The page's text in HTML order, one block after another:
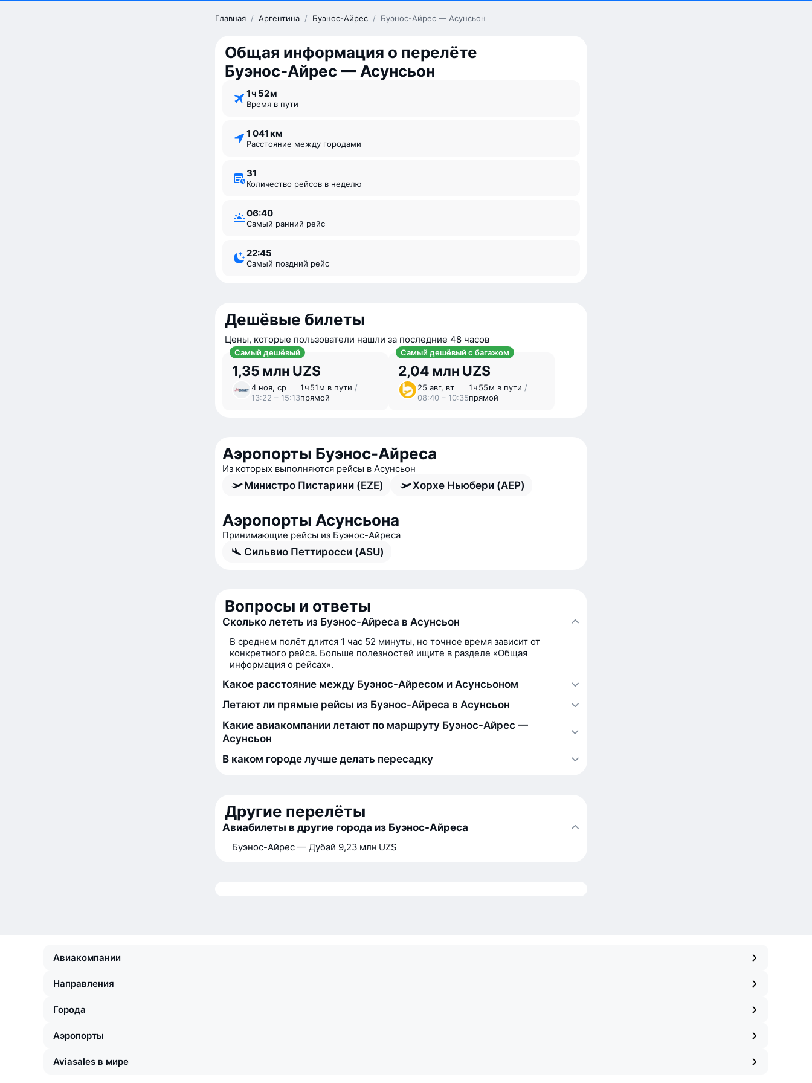
Главная / Аргентина / Буэнос-Айрес / Буэнос-Айрес — Асунсьон
Общая информация о перелёте
Буэнос‑Айрес — Асунсьон
1 ⁠ч 52 ⁠м
Время в пути
1 041 км
Расстояние между городами
31
Количество рейсов в неделю
06:40
Самый ранний рейс
22:45
Самый поздний рейс
Дешёвые билеты
Цены, которые пользователи нашли за последние 48 часов
Самый дешёвый
1,35 млн UZS
4 ноя, ср
13:22 – 15:13
1 ⁠ч 51 ⁠м в пути /
прямой
Самый дешёвый с багажом
2,04 млн UZS
25 авг, вт
08:40 – 10:35
1 ⁠ч 55 ⁠м в пути /
прямой
Аэропорты Буэнос-Айреса
Из которых выполняются рейсы в Асунсьон
Министро Пистарини (EZE) Хорхе Ньюбери (AEP)
Аэропорты Асунсьона
Принимающие рейсы из Буэнос-Айреса
Сильвио Петтиросси (ASU)
Вопросы и ответы
Сколько лететь из Буэнос-Айреса в Асунсьон
В среднем полёт длится 1 час 52 минуты, но точное время зависит от
конкретного рейса. Больше полезностей ищите в разделе «Общая
информация о рейсах».
Какое расстояние между Буэнос-Айресом и Асунсьоном
Летают ли прямые рейсы из Буэнос-Айреса в Асунсьон
Какие авиакомпании летают по маршруту Буэнос-Айрес —
Асунсьон
В каком городе лучше делать пересадку
Другие перелёты
Авиабилеты в другие города из Буэнос-Айреса
Буэнос-Айрес — Дубай 9,23 млн UZS
Авиакомпании
Направления
Города
Аэропорты
Aviasales в мире